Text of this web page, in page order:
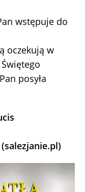
wstępuje do
oczekują w
posyła